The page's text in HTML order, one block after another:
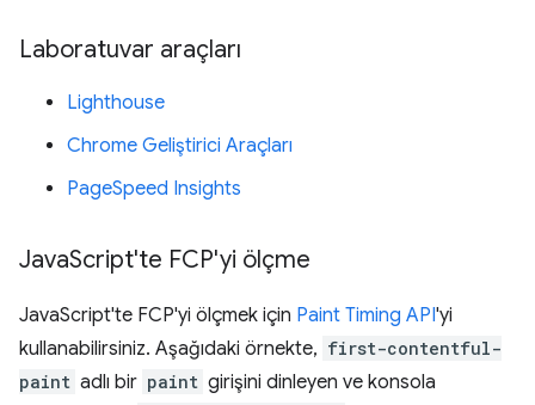
Laboratuvar araçları
Lighthouse
Chrome Geliştirici Araçları
PageSpeed Insights
JavaScript'te FCP'yi ölçme
JavaScript'te FCP'yi ölçmek için Paint Timing API'yi
kullanabilirsiniz. Aşağıdaki örnekte, first-contentful-
paint adlı bir paint girişini dinleyen ve konsola